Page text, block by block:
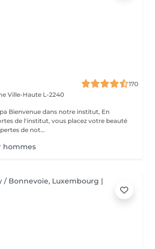
170
Ville-Haute L-2240
En
de l'institut, vous placez votre beauté
de not...
hommes